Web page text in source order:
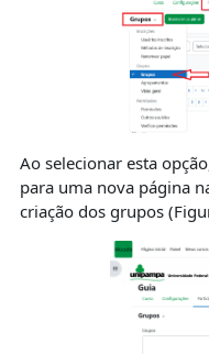
Ao selecionar esta
para uma nova página
criação dos grupos